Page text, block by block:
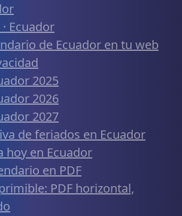
Ecuador
de Ecuador en tu web
2025
2026
2027
de feriados en Ecuador
hoy en Ecuador
en PDF
PDF horizontal,